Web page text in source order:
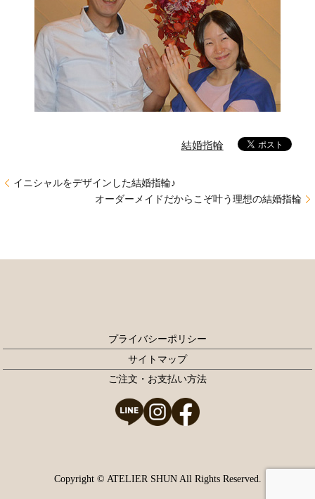
結婚指輪
イニシャルをデザインした結婚指輪♪
オーダーメイドだからこぞ叶う理想の結婚指輪
プライバシーポリシー
サイトマップ
ご注文・お支払い方法
Copyright © ATELIER SHUN All Rights Reserved.